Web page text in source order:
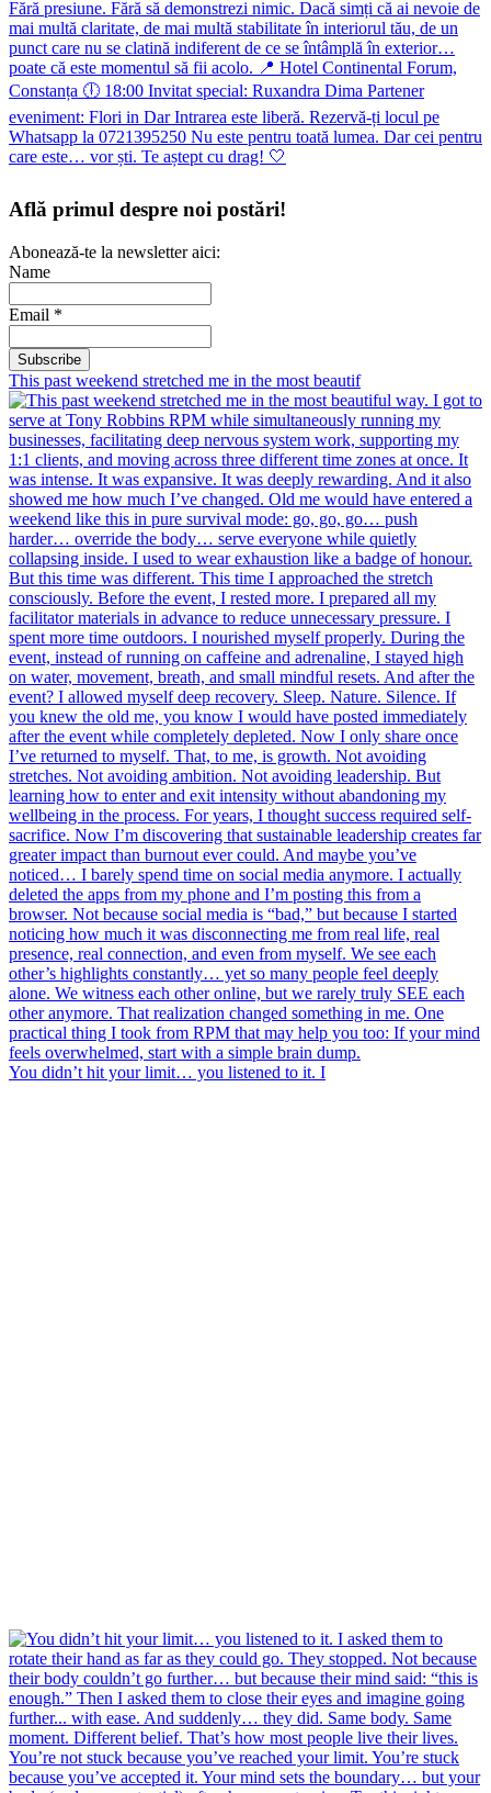
Află primul despre noi postări!
Abonează-te la newsletter aici:
Name
Email *
This past weekend stretched me in the most beautif
You didn’t hit your limit… you listened to it. I